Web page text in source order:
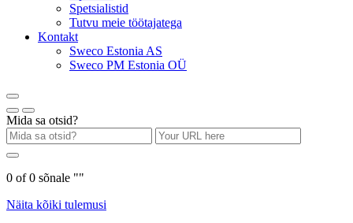
Spetsialistid
Tutvu meie töötajatega
Kontakt
Sweco Estonia AS
Sweco PM Estonia OÜ
Mida sa otsid?
0 of0 sõnale ""
Näita kõiki tulemusi